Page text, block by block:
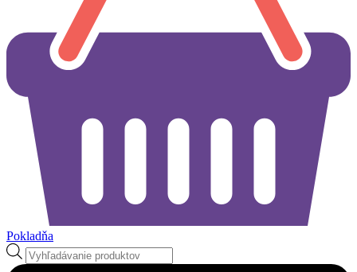
Pokladňa
Products
search